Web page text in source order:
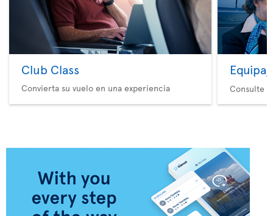
Club Class
Convierta su vuelo en una experiencia Consulte